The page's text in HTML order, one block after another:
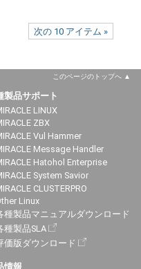
次の 10 アイテム »
このページのトップへ
製品サポート
LINUX
ZBX
Vul Hammer
Message Handler
Hatohol Enterprise
System Savior
CLUSTERPRO
Linux
種製品マニュアルダウンロード
種製品SLA
価版ダウンロード
情報